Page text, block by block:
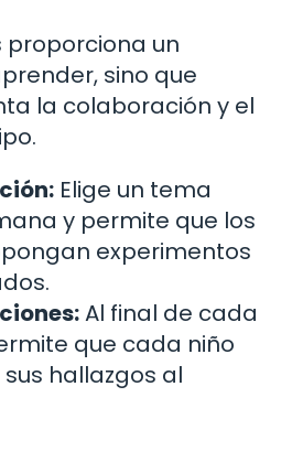
proporciona un
sino que
la colaboración y el
Elige un tema
y permite que los
experimentos
Al final de cada
que cada niño
hallazgos al